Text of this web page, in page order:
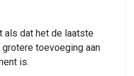
als dat het de laatste
toevoeging aan
is.